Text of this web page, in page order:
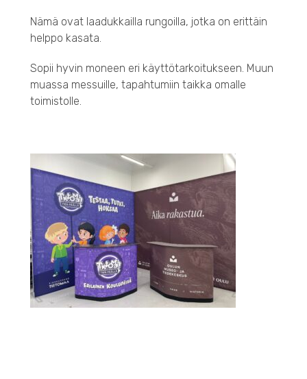
Nämä ovat laadukkailla rungoilla, jotka on erittäin
helppo kasata.
Sopii hyvin moneen eri käyttötarkoitukseen. Muun
muassa messuille, tapahtumiin taikka omalle
toimistolle.